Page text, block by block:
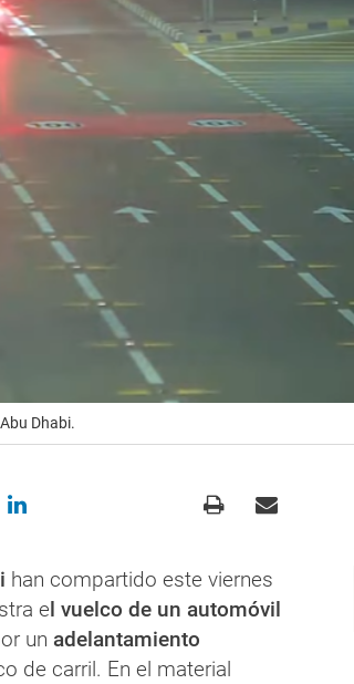
Dhabi.
han compartido este viernes
el vuelco de un automóvil
un adelantamiento
de carril. En el material